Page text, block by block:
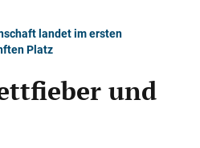
landet im ersten
Platz
und